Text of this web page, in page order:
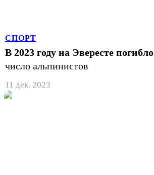
СПОРТ
В 2023 году на Эвересте погибло
число альпинистов
11 дек. 2023